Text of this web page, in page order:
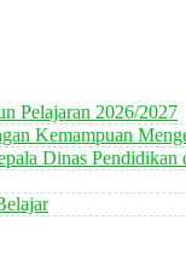
Pelajaran 2026/2027
Kemampuan
Dinas Pendidikan